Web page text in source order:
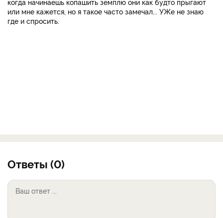
или мне кажется, но я такое часто замечал... УЖе не знаю
где и спросить.
Ответы (0)